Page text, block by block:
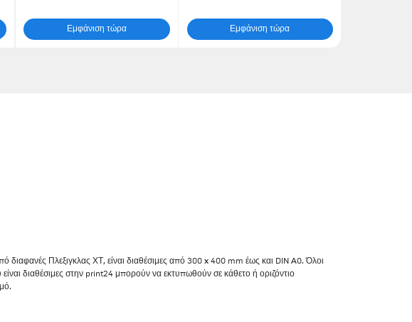
Εμφάνιση τώρα Εμφάνιση τώρα
διαφανές Πλεξιγκλας ΧΤ, είναι διαθέσιμες από 300 x 400 mm έως και DIN A0. Όλοι
διαθέσιμες στην print24 μπορούν να εκτυπωθούν σε κάθετο ή οριζόντιο